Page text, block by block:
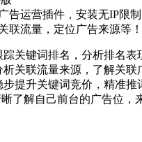
告运营插件，安装无IP限
联流量，定位广告来源等！
踪关键词排名，分析排名表
析关联流量来源，了解关联
步提升关键词竞价，精准推
晰了解自己前台的广告位，